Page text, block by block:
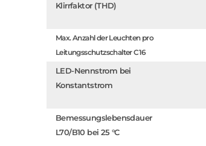
Klirrfaktor (THD)
Max. Anzahl der Leuchten pro
Leitungsschutzschalter C16
LED-Nennstrom bei
Konstantstrom
Bemessungslebensdauer
L70/B10 bei 25 °C